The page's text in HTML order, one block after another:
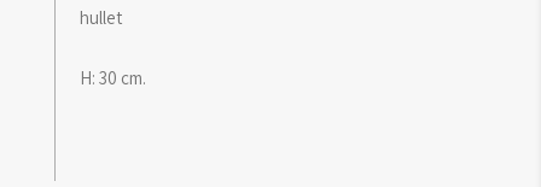
hullet
H: 30 cm.